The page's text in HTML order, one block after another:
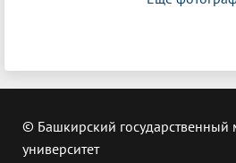
© Башкирский государственный
университет